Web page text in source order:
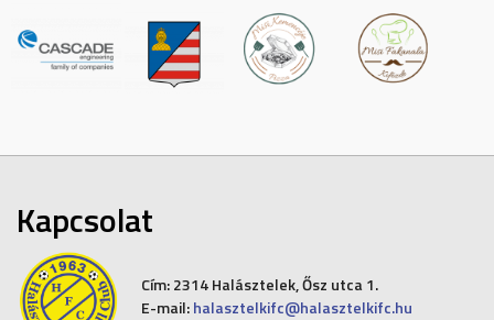
Kapcsolat
Cím:2314 Halásztelek, Ősz utca 1.
E-mail: halasztelkifc@halasztelkifc.hu